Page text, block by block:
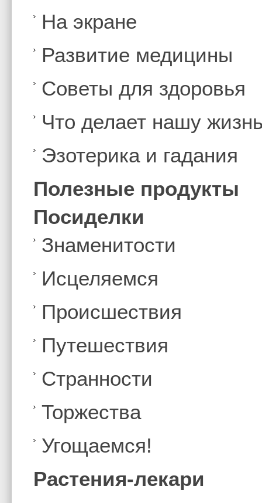
На экране
Развитие медицины
Советы для здоровья
Что делает нашу
Эзотерика и гадания
Полезные продукты
Посиделки
Знаменитости
Иcцеляемся
Происшествия
Путешествия
Странности
Торжества
Угощаемся!
Растения-лекари